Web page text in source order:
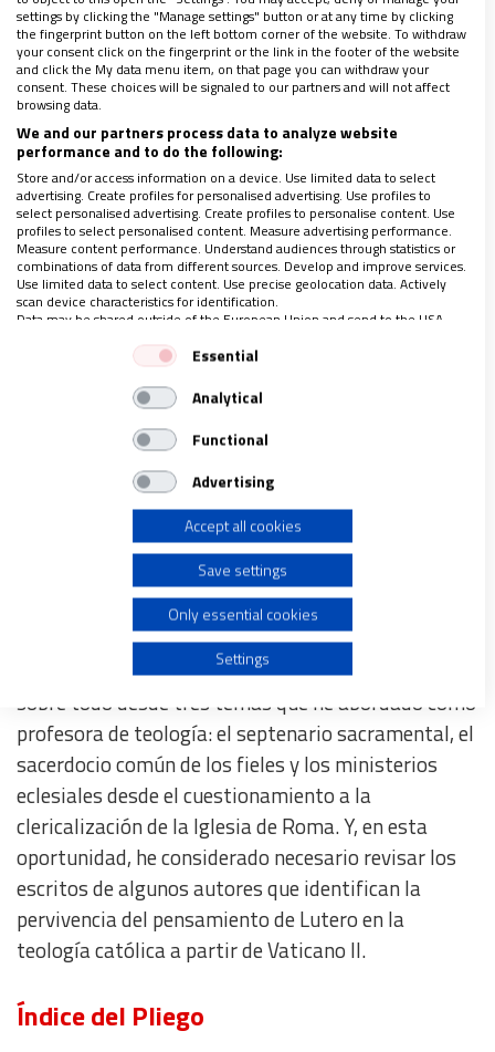
capítulo de la historia del cristianismo en el que los
papas ejercieron como señores renacentistas –
guerreros y mecenas– y se enredaron con mujeres. Y
tuvieron hijos que ocuparon cargos eclesiásticos.
Eso fue lo que el monje agustino vio en Roma.
Además, llamaron a notables artistas para la
construcción de la Basílica de San Pedro en Roma,
pero, como la obra dejó en números rojos las arcas
de la Iglesia, el papa León X pidió la contribución de
los fieles para terminarla y cancelar las deudas con
los banqueros que habían adelantado el dinero. A
modo de contraprestación, a los donantes se les
ofrecía, del tesoro espiritual de la Iglesia, una
indulgencia o amnistía por sus pecados.
Y por eso Martín Lutero clavó su protesta –las 95
tesis– en la puerta de la iglesia del castillo de
Muchas veces he podido sentirme en franca
sintonía con sus críticas y con sus interpretaciones
sobre todo desde tres temas que he abordado como
profesora de teología: el septenario sacramental, el
sacerdocio común de los fieles y los ministerios
eclesiales desde el cuestionamiento a la
clericalización de la Iglesia de Roma. Y, en esta
oportunidad, he considerado necesario revisar los
escritos de algunos autores que identifican la
pervivencia del pensamiento de Lutero en la
teología católica a partir de Vaticano II.
Índice del Pliego
settings by clicking the "Manage settings" button or at any time by clicking
the fingerprint button on the left bottom corner of the website. To withdraw
your consent click on the fingerprint or the link in the footer of the website
and click the My data menu item, on that page you can withdraw your
consent. These choices will be signaled to our partners and will not affect
browsing data.
We and our partners process data to analyze website
performance and to do the following:
Store and/or access information on a device. Use limited data to select
advertising. Create profiles for personalised advertising. Use profiles to
select personalised advertising. Create profiles to personalise content. Use
profiles to select personalised content. Measure advertising performance.
Measure content performance. Understand audiences through statistics or
combinations of data from different sources. Develop and improve services.
Use limited data to select content. Use precise geolocation data. Actively
scan device characteristics for identification.
Data may be shared outside of the European Union and send to the USA.
Your consent and the cookie policy applies solely to this website/app.
View Partner List (1 IAB Vendors)
We use your data for the following purposes:
IAB processing purposes:
Use limited data to select advertising
Create profiles for personalised advertising
Use profiles to select personalised advertising
Create profiles to personalise content
Use profiles to select personalised content
Measure advertising performance
Measure content performance
Understand audiences through statistics or combinations
Essential
Analytical
Functional
Advertising
Accept all cookies
Save settings
Only essential cookies
Settings